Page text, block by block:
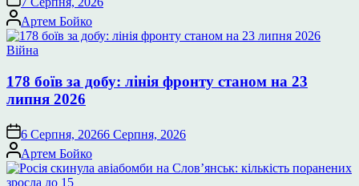
Опубліковано
Артем Бойко
Опублікувати
Війна
178 боїв за добу: лінія фронту станом на 23
липня 2026
6 Серпня, 20266 Серпня, 2026
Опубліковано
Артем Бойко